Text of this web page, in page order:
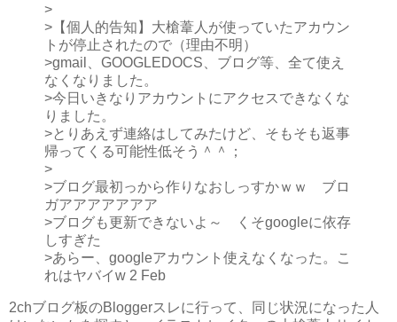
>
>【個人的告知】大槍葦人が使っていたアカウン
トが停止されたので（理由不明）
>gmail、GOOGLEDOCS、ブログ等、全て使え
なくなりました。
>今日いきなりアカウントにアクセスできなくな
りました。
>とりあえず連絡はしてみたけど、そもそも返事
帰ってくる可能性低そう＾＾；
>
>ブログ最初っから作りなおしっすかｗｗ ブロ
ガアアアアアアア
>ブログも更新できないよ～ くそgoogleに依存
しすぎた
>あらー、googleアカウント使えなくなった。こ
れはヤバイw 2 Feb
2chブログ板のBloggerスレに行って、同じ状況になった人